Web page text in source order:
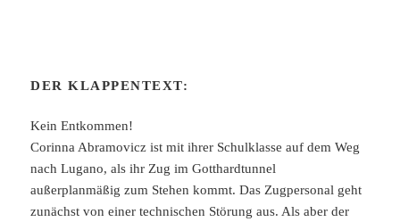
DER KLAPPENTEXT:
Kein Entkommen!
Corinna Abramovicz ist mit ihrer Schulklasse auf dem Weg
nach Lugano, als ihr Zug im Gotthardtunnel
außerplanmäßig zum Stehen kommt. Das Zugpersonal geht
zunächst von einer technischen Störung aus. Als aber der